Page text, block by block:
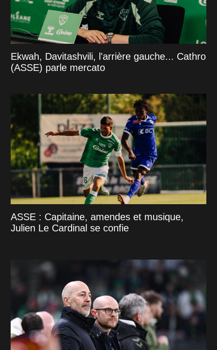
Ekwah, Davitashvili, l'arrière gauche... Cathro
(ASSE) parle mercato
ASSE : Capitaine, amendes et musique,
Julien Le Cardinal se confie